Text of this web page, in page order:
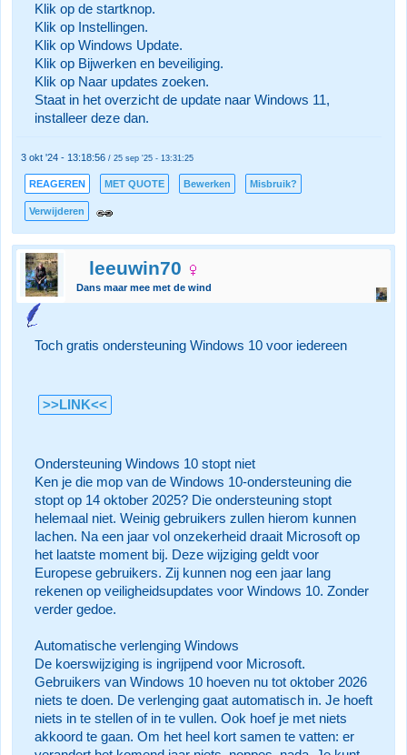
Klik op de startknop.
Klik op Instellingen.
Klik op Windows Update.
Klik op Bijwerken en beveiliging.
Klik op Naar updates zoeken.
Staat in het overzicht de update naar Windows 11,
installeer deze dan.
3 okt '24 - 13:18:56 / 25 sep '25 - 13:31:25
REAGEREN MET QUOTE Bewerken Misbruik?
Verwijderen
leeuwin70
Dans maar mee met de wind
Toch gratis ondersteuning Windows 10 voor iedereen
>>LINK<<
Ondersteuning Windows 10 stopt niet
Ken je die mop van de Windows 10-ondersteuning die
stopt op 14 oktober 2025? Die ondersteuning stopt
helemaal niet. Weinig gebruikers zullen hierom kunnen
lachen. Na een jaar vol onzekerheid draait Microsoft op
het laatste moment bij. Deze wijziging geldt voor
Europese gebruikers. Zij kunnen nog een jaar lang
rekenen op veiligheidsupdates voor Windows 10. Zonder
verder gedoe.
Automatische verlenging Windows
De koerswijziging is ingrijpend voor Microsoft.
Gebruikers van Windows 10 hoeven nu tot oktober 2026
niets te doen. De verlenging gaat automatisch in. Je hoeft
niets in te stellen of in te vullen. Ook hoef je met niets
akkoord te gaan. Om het heel kort samen te vatten: er